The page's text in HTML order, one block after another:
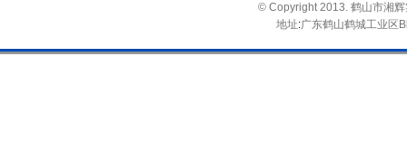
© Copyright 2013. 鹤山市湘
地址:广东鹤山鹤城工业区